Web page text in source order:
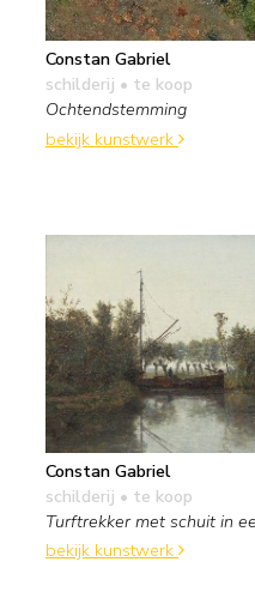
Constan Gabriel
schilderij • te koop
Ochtendstemming
bekijk kunstwerk
Constan Gabriel
schilderij • te koop
Turftrekker met schuit in
bekijk kunstwerk